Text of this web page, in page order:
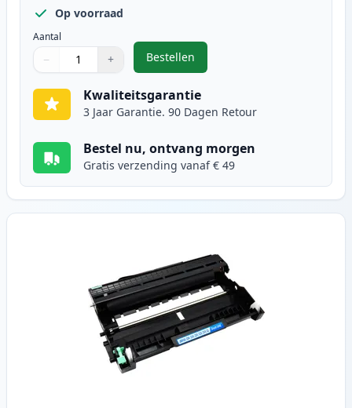
Op voorraad
Aantal
Gebruik de knoppen om aan te passen
− +
1
Bestellen
,Brother TN2220 / TN2210 toner
Kwaliteitsgarantie
3 Jaar Garantie. 90 Dagen Retour
Bestel nu, ontvang morgen
Gratis verzending vanaf € 49